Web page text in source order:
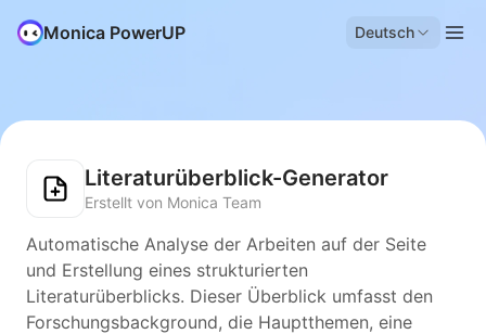
Monica PowerUP Deutsch
Literaturüberblick-Generator
Erstellt von Monica Team
Automatische Analyse der Arbeiten auf der Seite
und Erstellung eines strukturierten
Literaturüberblicks. Dieser Überblick umfasst den
Forschungsbackground, die Hauptthemen, eine